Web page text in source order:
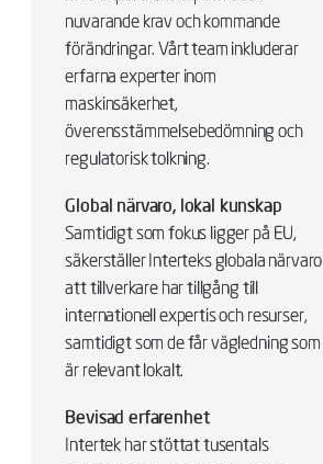
nuvarande krav och kommande
förändringar. Vårt team inkluderar
erfarna experter inom
maskinsäkerhet,
överensstämmelsebedömning och
regulatorisk tolkning.
Global närvaro, lokal kunskap
Samtidigt som fokus ligger på EU,
säkerställer Interteks globala närvaro
att tillverkare har tillgång till
internationell expertis och resurser,
samtidigt som de får vägledning som
är relevant lokalt.
Bevisad erfarenhet
Intertek har stöttat tusentals